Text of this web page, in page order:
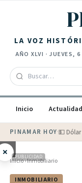
LA VOZ
AÑOXLVI ·JUEVES,
Inicio Actualidad
PINAMAR HOY·💵
× PUBLICIDAD
Inicio›Inmobiliario
INMOBILIARIO